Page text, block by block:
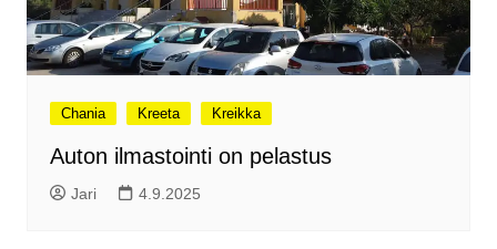
Chania Kreeta Kreikka
Auton ilmastointi on pelastus
Jari 4.9.2025